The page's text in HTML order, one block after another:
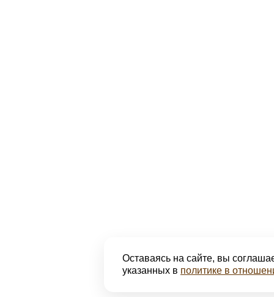
Оставаясь на сайте, вы
указанных в политике в